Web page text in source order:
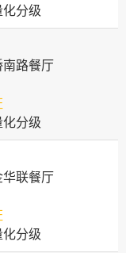
分级
路餐厅
分级
联餐厅
分级